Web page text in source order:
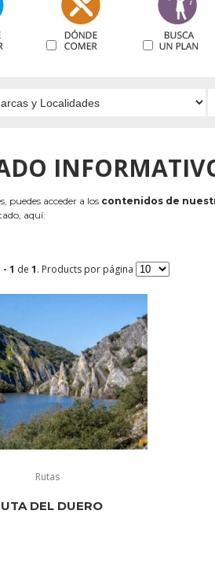
puedes acceder a los contenidos de
aquí:
- 1 de 1. Products por página
Rutas
DEL DUERO